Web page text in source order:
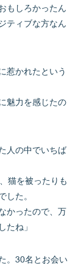
もしろかったん
ティブな方なん
惹かれたという
魅力を感じたの
人の中でいちば
猫を被ったりも
した。
かったので、万
たね」
。30名とお会い